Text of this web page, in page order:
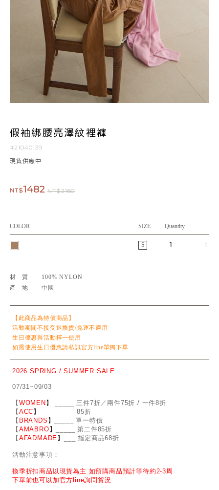
假袖綁腰亮澤紋裡褲
#21040139
現貨供應中
NT$1482 NT$2180
COLOR SIZE Quantity
S
材質 100% NYLON
產地中國
【此商品為特價商品】
活動期間不接受退換貨/免運不適用
生日優惠與活動擇一使用
如需使用生日優惠請私訊官方line單獨下單
2026 SPRING / SUMMER SALE
07/31~09/03
【 WOMEN 】
___ 三件7折／兩件75折 / 一件8折
【 ACC 】
____ 85折
【 BRANDS 】
_ 單一特價
【 AMABRO 】
_ 第二件85折
【 AFADMADE 】 ___ 指定商品68折
活動注意事項：
換季折扣商品以現貨為主 如預購商品預計等待約2-3周
下單前也可以加官方line詢問貨況